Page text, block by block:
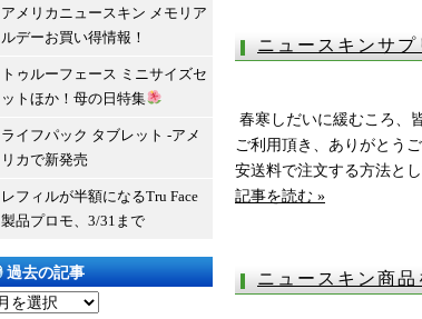
ニュースキンサ
春寒しだいに緩むころ、
ご利用頂き、ありがとう
安送料で注文する方法と
記事を読む »
ニュースキン商
アメリカニュースキン メモリア
ルデーお買い得情報！
トゥルーフェース ミニサイズセ
ットほか！母の日特集
ライフパック タブレット -アメ
リカで新発売
レフィルが半額になるTru Face
製品プロモ、3/31まで
過去の記事